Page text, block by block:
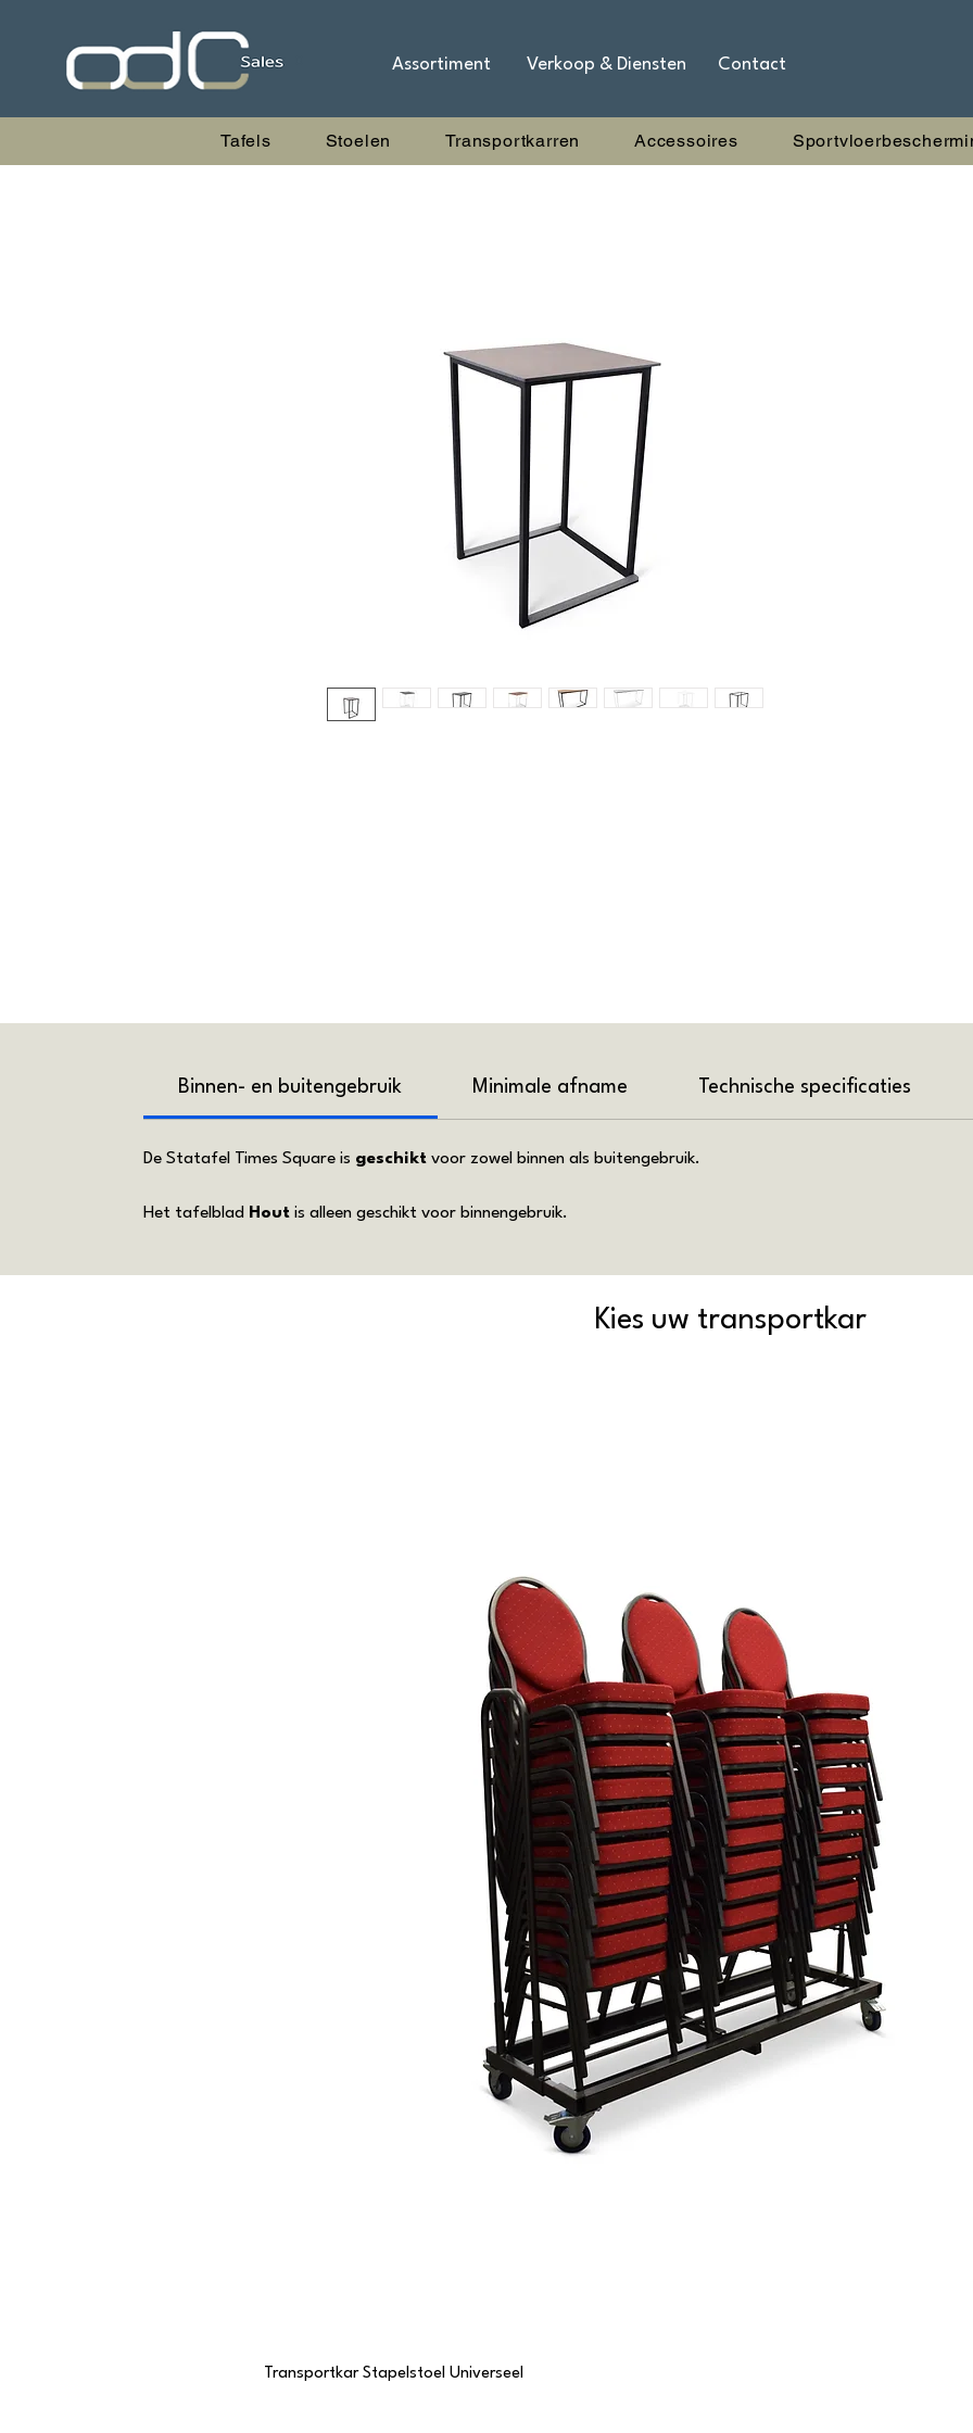
Tafels Stoelen Transportkarren Accessoires
Assortiment Verkoop & Diensten Contact
Binnen- en buitengebruik Minimale afname Technische specificaties
De Statafel Times Square is geschikt voor zowel binnen als buitengebruik.
Het tafelblad Hout is alleen geschikt voor binnengebruik.
Kies uw transportkar
Transportkar Stapelstoel Universeel